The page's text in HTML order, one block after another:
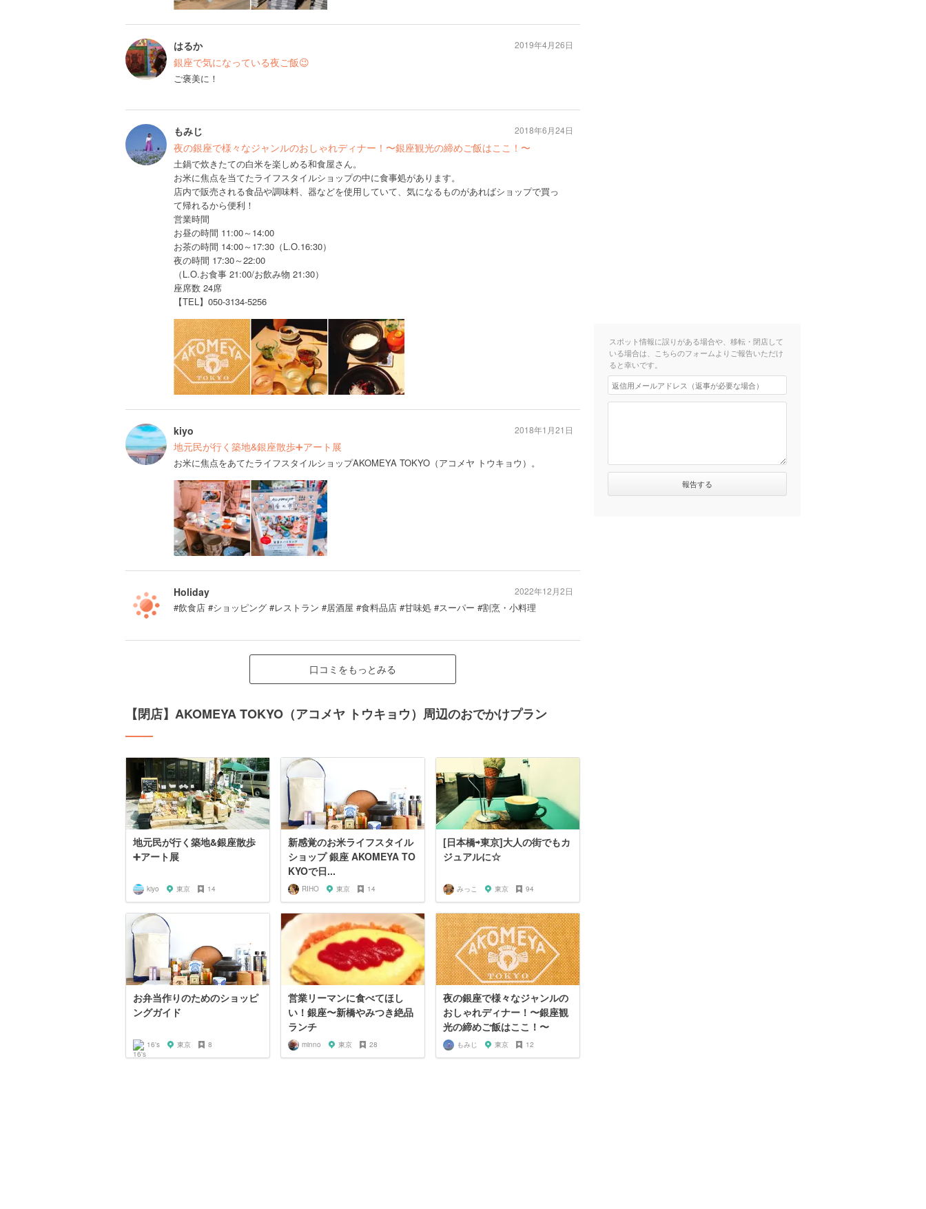
はるか
銀座で気になっている夜ご飯😉
ご褒美に！
2019年4月26日
もみじ
夜の銀座で様々なジャンルのおしゃれディナー！〜銀座観光の締めご飯はここ！〜
土鍋で炊きたての白米を楽しめる和食屋さん。
お米に焦点を当てたライフスタイルショップの中に食事処があります。
店内で販売される食品や調味料、器などを使用していて、気になるものがあればショップで買っ
て帰れるから便利！
営業時間
お昼の時間 11:00～14:00
お茶の時間 14:00～17:30（L.O.16:30）
夜の時間 17:30～22:00
（L.O.お食事 21:00/お飲み物 21:30）
座席数 24席
【TEL】050-3134-5256
2018年6月24日
kiyo
地元民が行く築地&銀座散歩➕アート展
お米に焦点をあてたライフスタイルショップAKOMEYA TOKYO（アコメヤ トウキョウ）。
2018年1月21日
Holiday
#飲食店 #ショッピング #レストラン #居酒屋 #食料品店 #甘味処 #スーパー #割烹・小料理
2022年12月2日
口コミをもっとみる
【閉店】AKOMEYA TOKYO（アコメヤ トウキョウ）周辺のおでかけプラン
地元民が行く築地&銀座散歩
➕アート展
kiyo 東京 14
新感覚のお米ライフスタイル
ショップ 銀座 AKOMEYA TO
KYOで日...
RIHO 東京 14
[日本橋⇨東京]大人の街でもカ
ジュアルに☆
みっこ 東京 94
お弁当作りのためのショッピ
ングガイド
16's 東京 8
営業リーマンに食べてほし
い！銀座〜新橋やみつき絶品
ランチ
minno 東京 28
夜の銀座で様々なジャンルの
おしゃれディナー！〜銀座観
光の締めご飯はここ！〜
もみじ 東京 12
スポット情報に誤りがある場合や、移転・閉店して
いる場合は、こちらのフォームよりご報告いただけ
ると幸いです。